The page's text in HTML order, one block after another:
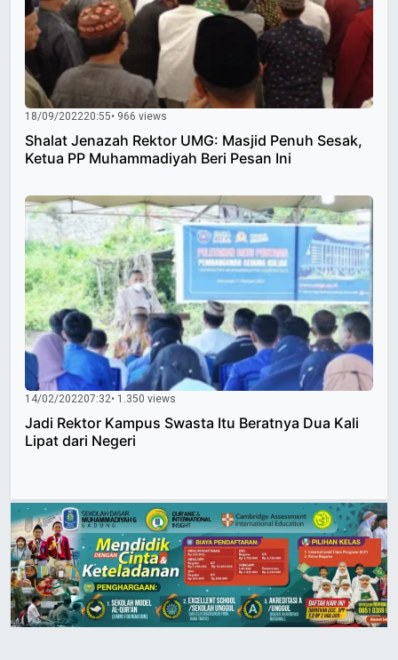
18/09/202220:55• 966 views
Shalat Jenazah Rektor UMG: Masjid Penuh Sesak,
Ketua PP Muhammadiyah Beri Pesan Ini
14/02/202207:32• 1.350 views
Jadi Rektor Kampus Swasta Itu Beratnya Dua Kali
Lipat dari Negeri